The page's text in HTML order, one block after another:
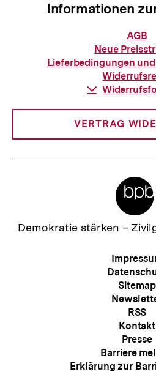
Informationen
zur
AGB
Neue
Lieferbedingungen
Download-
VERTRAG
Zur
Demokratie stärken –
Sitemap
RSS
Kontakt
Presse
Barriere
Erklärung zur